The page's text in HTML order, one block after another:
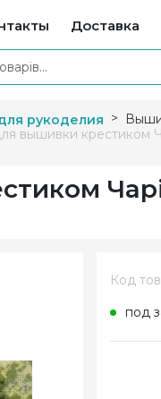
Доставка
рукоделия
вышивки крестиком
Код
под